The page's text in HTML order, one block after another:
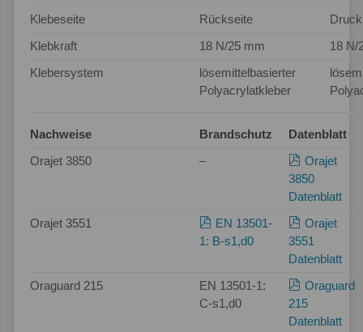
Klebeseite
Rückseite
Klebkraft
18 N/25 mm
18 N/
Klebersystem
lösemittelbasierter
Polyacrylatkleber
Nachweise Brandschutz
Datenblatt
Orajet 3850
–
Orajet
3850
Datenblatt
Orajet 3551
EN 13501-
1: B-s1,d0
Orajet
3551
Datenblatt
Oraguard 215
EN 13501-1:
C-s1,d0
Oraguard
215
Datenblatt